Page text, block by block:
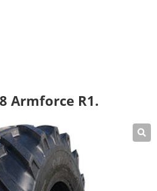
Armforce R1.